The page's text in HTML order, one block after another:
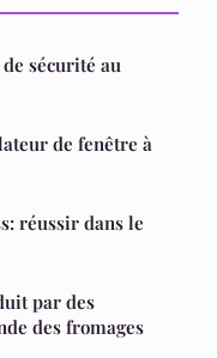
sécurité au
de fenêtre à
réussir dans le
par des
des fromages